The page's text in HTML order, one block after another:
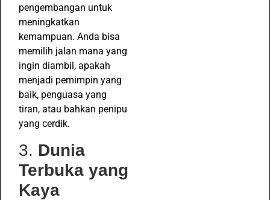
pengembangan untuk
meningkatkan
kemampuan. Anda bisa
memilih jalan mana yang
ingin diambil, apakah
menjadi pemimpin yang
baik, penguasa yang
tiran, atau bahkan penipu
yang cerdik.
3. Dunia
Terbuka yang
Kaya